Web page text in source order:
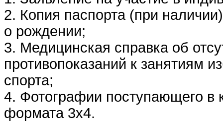
2. Копия паспорта (при
о рождении;
3. Медицинская справка об
противопоказаний к занятиям
спорта;
4. Фотографии поступающего в
формата 3х4.